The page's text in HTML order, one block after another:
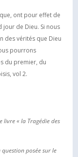
ont pour effet de
de Dieu. Si nous
des vérités que Dieu
pourrons
du premier, du
vol 2.
livre « la Tragédie des
posée sur le